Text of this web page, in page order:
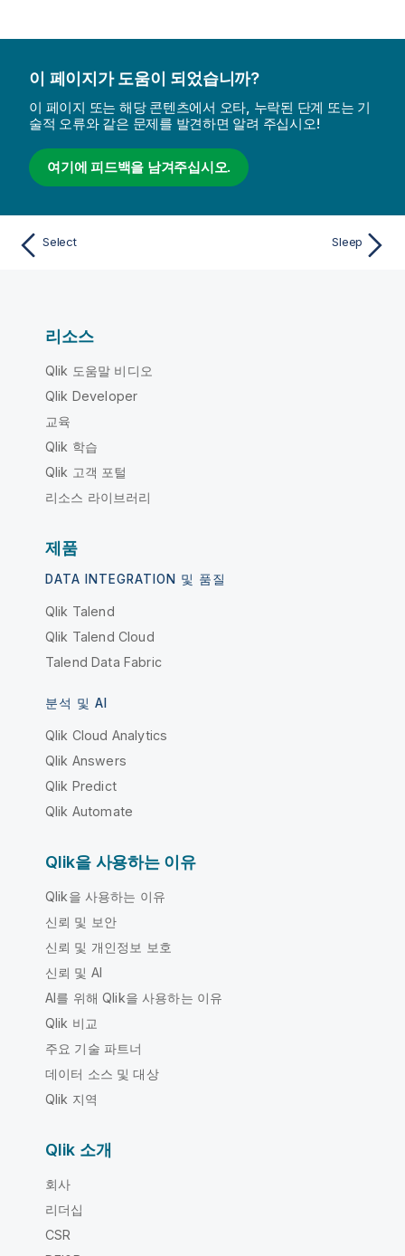
이 페이지가 도움이 되었습니까?
이 페이지 또는 해당 콘텐츠에서 오타, 누락된 단계 또는 기
술적 오류와 같은 문제를 발견하면 알려 주십시오!
여기에 피드백을 남겨주십시오.
Select Sleep
리소스
Qlik 도움말 비디오
Qlik Developer
교육
Qlik 학습
Qlik 고객 포털
리소스 라이브러리
제품
DATA INTEGRATION 및 품질
Qlik Talend
Qlik Talend Cloud
Talend Data Fabric
분석 및 AI
Qlik Cloud Analytics
Qlik Answers
Qlik Predict
Qlik Automate
Qlik을 사용하는 이유
Qlik을 사용하는 이유
신뢰 및 보안
신뢰 및 개인정보 보호
신뢰 및 AI
AI를 위해 Qlik을 사용하는 이유
Qlik 비교
주요 기술 파트너
데이터 소스 및 대상
Qlik 지역
Qlik 소개
회사
리더십
CSR